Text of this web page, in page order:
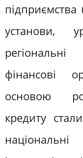
установи,
фінансові
основою
кредиту